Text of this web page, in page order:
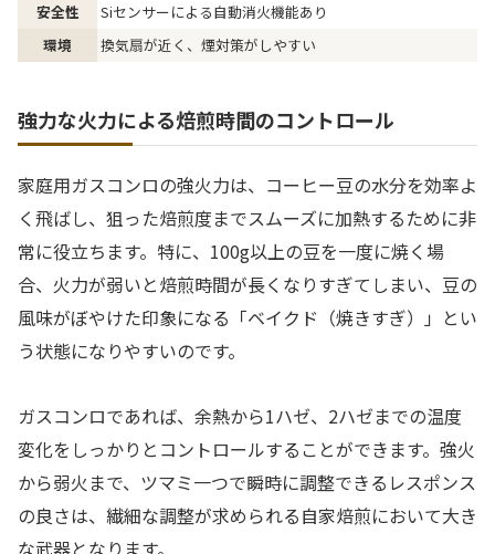
安全性
Siセンサーによる自動消火機能あり
環境
換気扇が近く、煙対策がしやすい
強力な火力による焙煎時間のコントロール
家庭用ガスコンロの強火力は、コーヒー豆の水分を効率よ
く飛ばし、狙った焙煎度までスムーズに加熱するために非
常に役立ちます。特に、100g以上の豆を一度に焼く場
合、火力が弱いと焙煎時間が長くなりすぎてしまい、豆の
風味がぼやけた印象になる「ベイクド（焼きすぎ）」とい
う状態になりやすいのです。
ガスコンロであれば、余熱から1ハゼ、2ハゼまでの温度
変化をしっかりとコントロールすることができます。強火
から弱火まで、ツマミ一つで瞬時に調整できるレスポンス
の良さは、繊細な調整が求められる自家焙煎において大き
な武器となります。